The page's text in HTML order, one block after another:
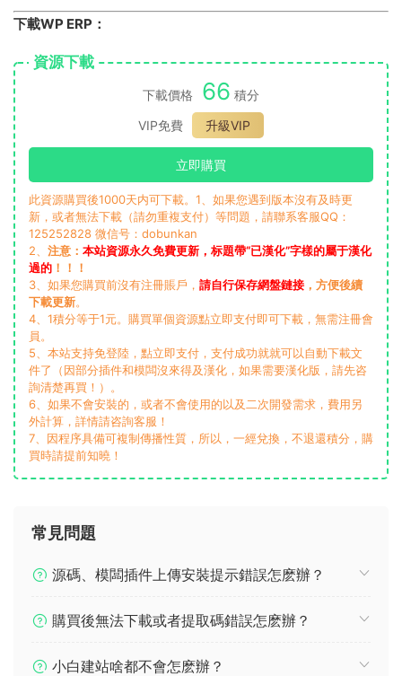
下載WP ERP：
資源下載
下載價格 66 積分
VIP免費
升級VIP
立即購買
此資源購買後1000天内可下載。1、如果您遇到版本沒有及時更
新，或者無法下載（請勿重複支付）等問題，請聯系客服QQ：
125252828 微信号：dobunkan
2、 注意： 本站資源永久免費更新，标題帶“已漢化”字樣的屬于漢化
過的 ！！！
3、如果您購買前沒有注冊賬戶， 請自行保存網盤鏈接 ，方便後續
下載更新。
4、1積分等于1元。購買單個資源點立即支付即可下載，無需注冊會
員。
5、本站支持免登陸，點立即支付，支付成功就就可以自動下載文
件了（因部分插件和模闆沒來得及漢化，如果需要漢化版，請先咨
詢清楚再買！）。
6、如果不會安裝的，或者不會使用的以及二次開發需求，費用另
外計算，詳情請咨詢客服！
7、因程序具備可複制傳播性質，所以，一經兌換，不退還積分，購
買時請提前知曉！
常見問題
源碼、模闆插件上傳安裝提示錯誤怎麽辦？
購買後無法下載或者提取碼錯誤怎麽辦？
小白建站啥都不會怎麽辦？